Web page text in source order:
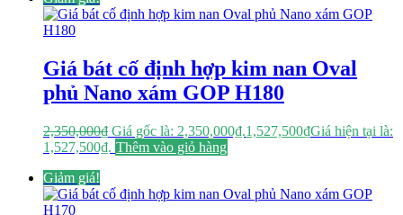
Giá bát cố định hợp kim nan Oval
phủ Nano xám GOP H180
2,350,000₫ Giá gốc là: 2,350,000₫.1,527,500₫Giá hiện tại là:
1,527,500₫. Thêm vào giỏ hàng
Giảm giá!